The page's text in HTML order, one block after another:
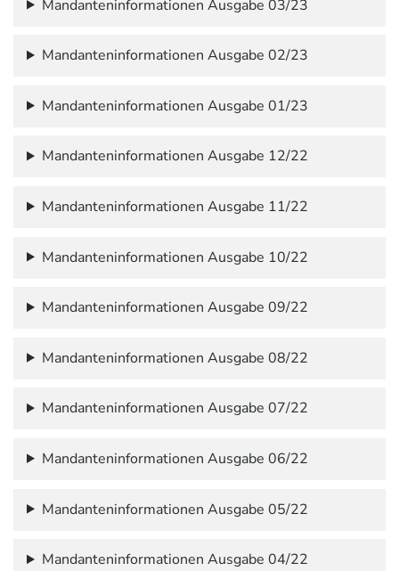
Mandanteninformationen Ausgabe 03/23
Mandanteninformationen Ausgabe 02/23
Mandanteninformationen Ausgabe 01/23
Mandanteninformationen Ausgabe 12/22
Mandanteninformationen Ausgabe 11/22
Mandanteninformationen Ausgabe 10/22
Mandanteninformationen Ausgabe 09/22
Mandanteninformationen Ausgabe 08/22
Mandanteninformationen Ausgabe 07/22
Mandanteninformationen Ausgabe 06/22
Mandanteninformationen Ausgabe 05/22
Mandanteninformationen Ausgabe 04/22